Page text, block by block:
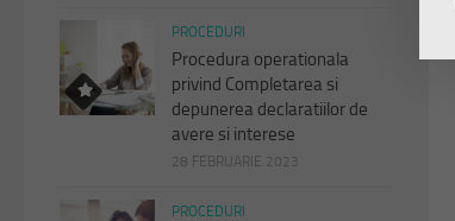
PROCEDURI
Procedura operationala
privind Completarea si
depunerea declaratiilor de
avere si interese
28 FEBRUARIE 2023
PROCEDURI